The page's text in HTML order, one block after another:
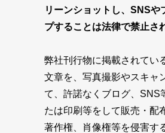
リーンショットし、SNSや
プすることは法律で禁止さ
弊社刊行物に掲載されてい
文章を、写真撮影やスキャ
て、許諾なくブログ、SNS
たは印刷等をして販売・配
著作権、肖像権等を侵害す